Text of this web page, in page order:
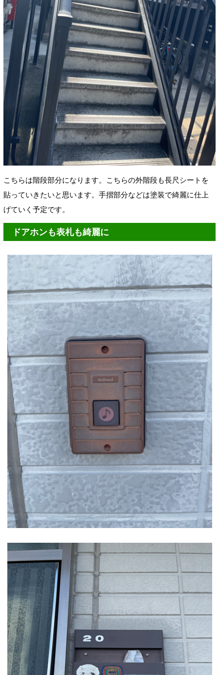
こちらは階段部分になります。こちらの外階段も長尺シートを
貼っていきたいと思います。手摺部分などは塗装で綺麗に仕上
げていく予定です。
ドアホンも表札も綺麗に